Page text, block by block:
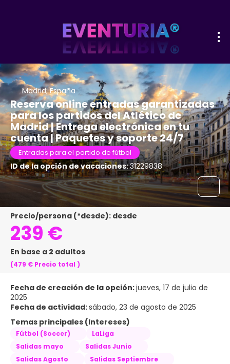
Madrid, España
Reserva online entradas garantizadas
para los partidos del Atlético de
Madrid | Entrega electrónica en tu
cuenta | Paquetes y soporte 24/7
Entradas para el partido de fútbol
ID de la opción de vacaciones:31229838
Precio/persona (*desde): desde
239 €
En base a 2 adultos
(479 € Precio total )
Fecha de creación de la opción:jueves, 17 de julio de
2025
Fecha de actividad:sábado, 23 de agosto de 2025
Temas principales (Intereses)
Fútbol (Soccer)
LaLiga
Salidas mayo
Salidas Junio
Salidas Agosto
Salidas Septiembre